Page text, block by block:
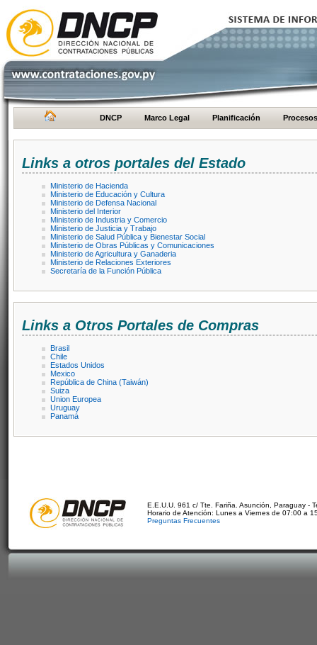
DNCP Marco Legal Planificación Procesos
Links a otros portales del Estado
Ministerio de Hacienda
Ministerio de Educación y Cultura
Ministerio de Defensa Nacional
Ministerio del Interior
Ministerio de Industria y Comercio
Ministerio de Justicia y Trabajo
Ministerio de Salud Pública y Bienestar Social
Ministerio de Obras Públicas y Comunicaciones
Ministerio de Agricultura y Ganaderia
Ministerio de Relaciones Exteriores
Secretaría de la Función Pública
Links a Otros Portales de Compras
Brasil
Chile
Estados Unidos
Mexico
República de China (Taiwán)
Suiza
Union Europea
Uruguay
Panamá
E.E.U.U. 961 c/ Tte. Fariña. Asunción, Paraguay -
Horario de Atención: Lunes a Viernes de 07:00 a
Preguntas Frecuentes